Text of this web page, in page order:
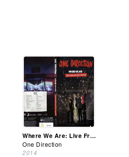
Where We Are: Live From San Siro Stadium (Dvd)
One Direction
2014